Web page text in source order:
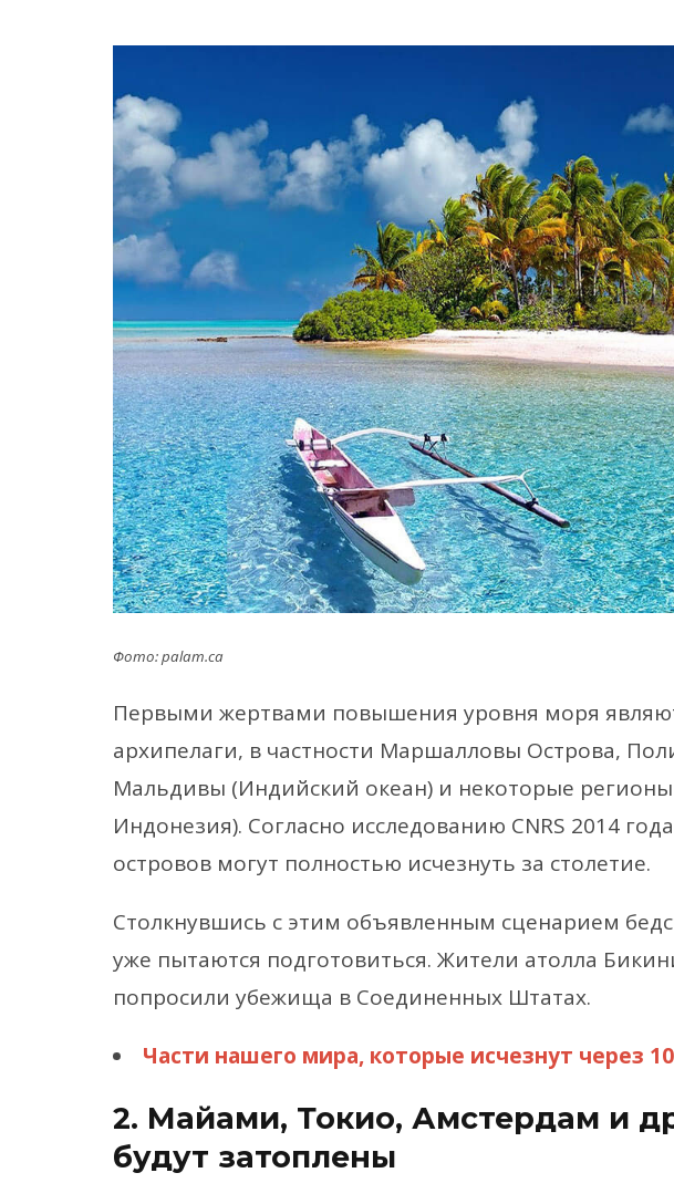
Фото: palam.ca
Первыми жертвами повышения уровня моря
архипелаги, в частности Маршалловы Острова,
Мальдивы (Индийский океан) и некоторые
Индонезия). Согласно исследованию CNRS 2014
островов могут полностью исчезнуть за столетие.
Столкнувшись с этим объявленным сценарием
уже пытаются подготовиться. Жители атолла
попросили убежища в Соединенных Штатах.
Части нашего мира, которые исчезнут через
2. Майами, Токио, Амстердам и
будут затоплены